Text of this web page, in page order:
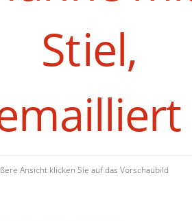
Ansicht klicken Sie auf das Vorschaubild